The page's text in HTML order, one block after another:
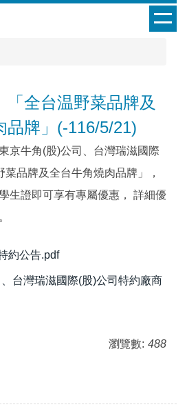
「全台温野菜品牌及
品牌」(-116/5/21)
京牛角(股)公司、台灣瑞滋國際
品牌及全台牛角燒肉品牌」，
生證即可享有專屬優惠， 詳細優
約公告.pdf
台灣瑞滋國際(股)公司特約廠商
瀏覽數: 488